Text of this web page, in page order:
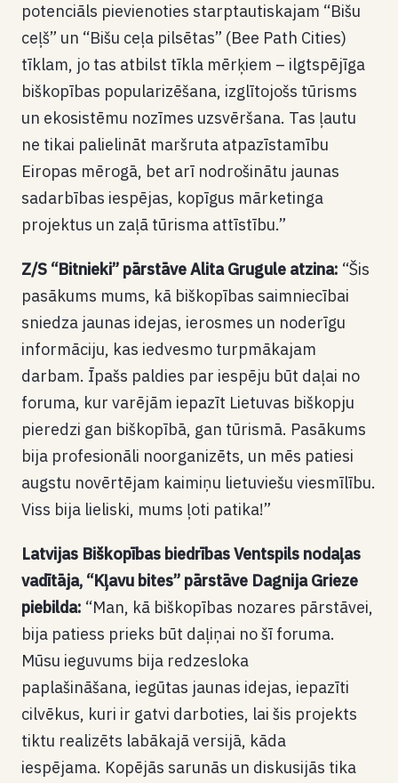
potenciāls pievienoties starptautiskajam “Bišu
ceļš” un “Bišu ceļa pilsētas” (Bee Path Cities)
tīklam, jo tas atbilst tīkla mērķiem – ilgtspējīga
biškopības popularizēšana, izglītojošs tūrisms
un ekosistēmu nozīmes uzsvēršana. Tas ļautu
ne tikai palielināt maršruta atpazīstamību
Eiropas mērogā, bet arī nodrošinātu jaunas
sadarbības iespējas, kopīgus mārketinga
projektus un zaļā tūrisma attīstību.”
Z/S “Bitnieki” pārstāve Alita Grugule atzina: “Šis
pasākums mums, kā biškopības saimniecībai
sniedza jaunas idejas, ierosmes un noderīgu
informāciju, kas iedvesmo turpmākajam
darbam. Īpašs paldies par iespēju būt daļai no
foruma, kur varējām iepazīt Lietuvas biškopju
pieredzi gan biškopībā, gan tūrismā. Pasākums
bija profesionāli noorganizēts, un mēs patiesi
augstu novērtējam kaimiņu lietuviešu viesmīlību.
Viss bija lieliski, mums ļoti patika!”
Latvijas Biškopības biedrības Ventspils nodaļas
vadītāja, “Kļavu bites” pārstāve Dagnija Grieze
piebilda: “Man, kā biškopības nozares pārstāvei,
bija patiess prieks būt daļiņai no šī foruma.
Mūsu ieguvums bija redzesloka
paplašināšana, iegūtas jaunas idejas, iepazīti
cilvēkus, kuri ir gatvi darboties, lai šis projekts
tiktu realizēts labākajā versijā, kāda
iespējama. Kopējās sarunās un diskusijās tika